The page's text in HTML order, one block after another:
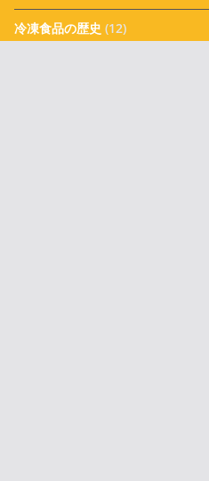
冷凍食品の歴史 (12)